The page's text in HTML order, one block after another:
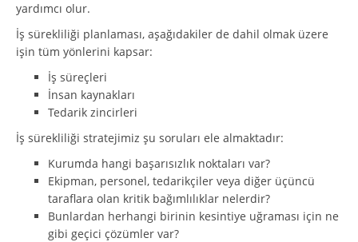
yardımcı olur.
İş sürekliliği planlaması, aşağıdakiler de dahil olmak üzere
işin tüm yönlerini kapsar:
İş süreçleri
İnsan kaynakları
Tedarik zincirleri
İş sürekliliği stratejimiz şu soruları ele almaktadır:
Kurumda hangi başarısızlık noktaları var?
Ekipman, personel, tedarikçiler veya diğer üçüncü
taraflara olan kritik bağımlılıklar nelerdir?
Bunlardan herhangi birinin kesintiye uğraması için ne
gibi geçici çözümler var?